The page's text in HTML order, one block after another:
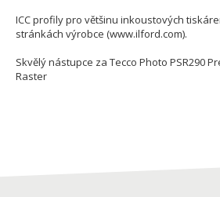
ICC profily pro většinu inkoustových
stránkách výrobce (www.ilford.com).
Skvělý nástupce za Tecco Photo PSR290
Raster